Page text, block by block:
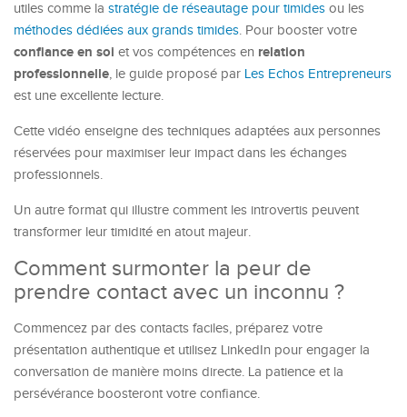
utiles comme la stratégie de réseautage pour timides ou les
méthodes dédiées aux grands timides. Pour booster votre
confiance en soi et vos compétences en relation
professionnelle, le guide proposé par Les Echos Entrepreneurs
est une excellente lecture.
Cette vidéo enseigne des techniques adaptées aux personnes
réservées pour maximiser leur impact dans les échanges
professionnels.
Un autre format qui illustre comment les introvertis peuvent
transformer leur timidité en atout majeur.
Comment surmonter la peur de
prendre contact avec un inconnu ?
Commencez par des contacts faciles, préparez votre
présentation authentique et utilisez LinkedIn pour engager la
conversation de manière moins directe. La patience et la
persévérance boosteront votre confiance.